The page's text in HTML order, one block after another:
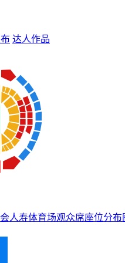
达人作品
人寿体育场观众席座位分布